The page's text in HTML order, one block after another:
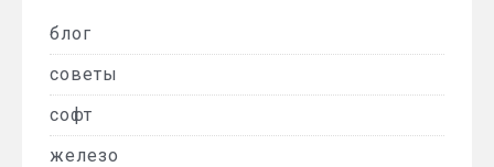
блог
советы
софт
железо